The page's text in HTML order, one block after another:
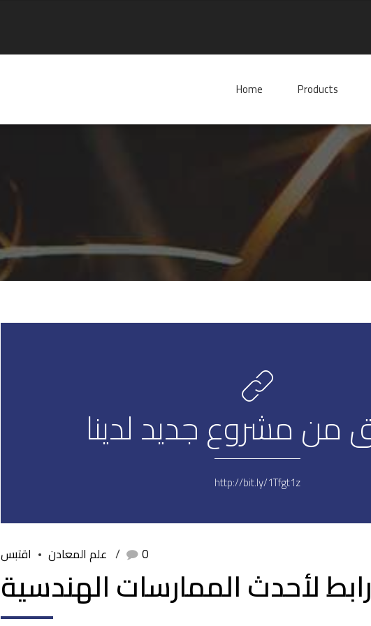
Home Products
http://bit.ly/1Tfgt1z
اقتبس علم المعادن 0
رابط لأحدث الممارسات الهندسية